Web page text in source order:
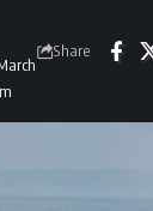
Share